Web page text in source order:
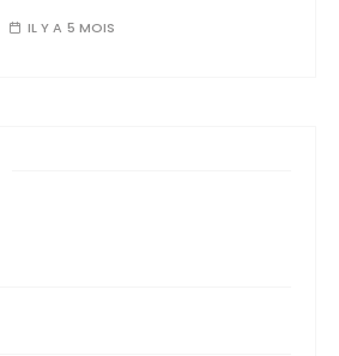
IL Y A 5 MOIS